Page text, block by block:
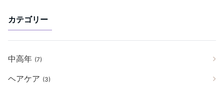
カテゴリー
中高年 (7)
ヘアケア (3)